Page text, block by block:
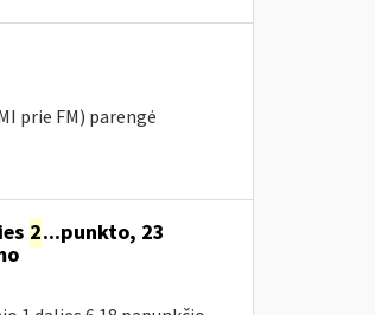
prie FM) parengė
2...punkto, 23